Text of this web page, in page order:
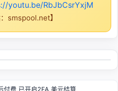
youtu.be/RbJbCsrYxjM
smspool.net】
付费 已开启2FA 美元结算